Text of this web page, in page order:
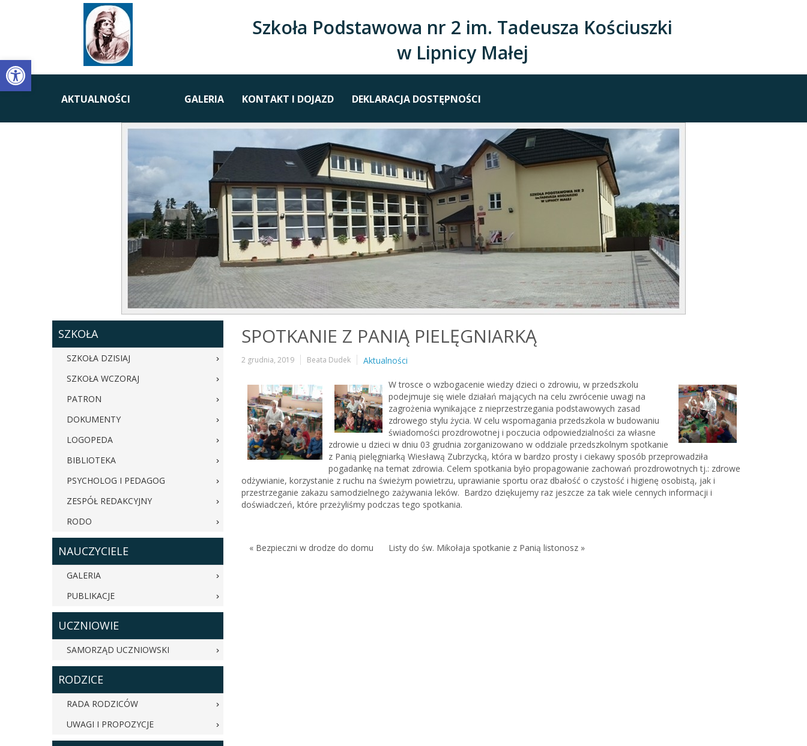
Open toolbar
Szkoła Podstawowa nr 2 im. Tadeusza Kościuszki
w Lipnicy Małej
AKTUALNOŚCI GALERIA KONTAKT I DOJAZD DEKLARACJA DOSTĘPNOŚCI
SZKOŁA
SZKOŁA DZISIAJ
SZKOŁA WCZORAJ
PATRON
DOKUMENTY
LOGOPEDA
BIBLIOTEKA
PSYCHOLOG I PEDAGOG
ZESPÓŁ REDAKCYJNY
RODO
NAUCZYCIELE
GALERIA
PUBLIKACJE
UCZNIOWIE
SAMORZĄD UCZNIOWSKI
RODZICE
RADA RODZICÓW
UWAGI I PROPOZYCJE
SPOTKANIE Z PANIĄ PIELĘGNIARKĄ
2 grudnia, 2019 Beata Dudek Aktualności
W trosce o wzbogacenie wiedzy dzieci o zdrowiu, w przedszkolu
podejmuje się wiele działań mających na celu zwrócenie uwagi na
zagrożenia wynikające z nieprzestrzegania podstawowych zasad
zdrowego stylu życia. W celu wspomagania przedszkola w budowaniu
świadomości prozdrowotnej i poczucia odpowiedzialności za własne
zdrowie u dzieci w dniu 03 grudnia zorganizowano w oddziale przedszkolnym spotkanie
z Panią pielęgniarką Wiesławą Zubrzycką, która w bardzo prosty i ciekawy sposób przeprowadziła
pogadankę na temat zdrowia. Celem spotkania było propagowanie zachowań prozdrowotnych tj.: zdrowe
odżywianie, korzystanie z ruchu na świeżym powietrzu, uprawianie sportu oraz dbałość o czystość i higienę osobistą, jak i
przestrzeganie zakazu samodzielnego zażywania leków. Bardzo dziękujemy raz jeszcze za tak wiele cennych informacji i
doświadczeń, które przeżyliśmy podczas tego spotkania.
« Bezpieczni w drodze do domu Listy do św. Mikołaja spotkanie z Panią listonosz »